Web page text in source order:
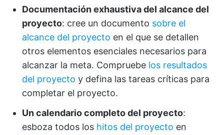
Documentación exhaustiva del alcance del
proyecto: cree un documento sobre el
alcance del proyecto en el que se detallen
otros elementos esenciales necesarios para
alcanzar la meta. Compruebe los resultados
del proyecto y defina las tareas críticas para
completar el proyecto.
Un calendario completo del proyecto:
esboza todos los hitos del proyecto en